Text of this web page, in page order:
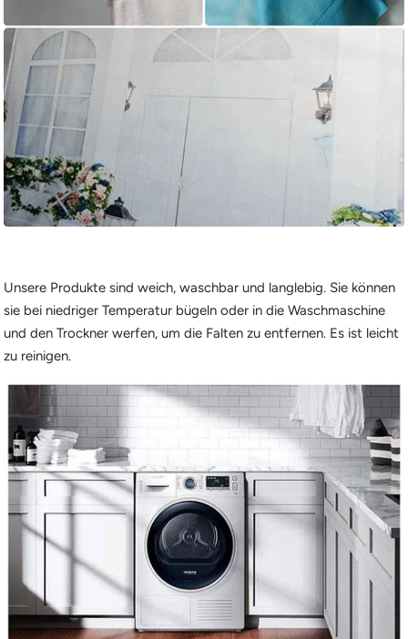
Unsere Produkte sind weich, waschbar und langlebig. Sie können
sie bei niedriger Temperatur bügeln oder in die Waschmaschine
und den Trockner werfen, um die Falten zu entfernen. Es ist leicht
zu reinigen.